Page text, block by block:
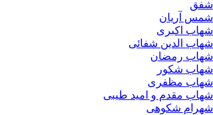
شفق
شمس آریان
شهاب اکبری
شهاب الدین شفائی
شهاب رمضان
شهاب شکور
شهاب مظفری
شهاب مقدم و امید طیبی
شهرام شکوهی